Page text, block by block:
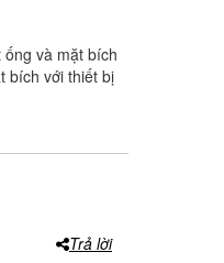
và mặt bích
bích với thiết bị
Trả lời